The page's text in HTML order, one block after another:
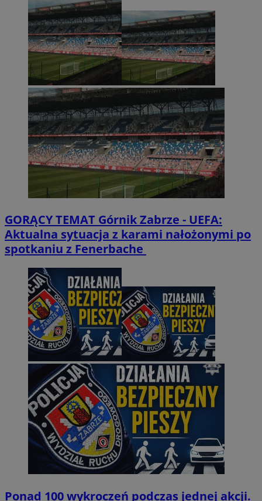
GORĄCY TEMAT Górnik Zabrze - UEFA:
Aktualna sytuacja z karami nałożonymi po
spotkaniu z Fenerbache
Ponad 100 wykroczeń podczas jednej akcji.